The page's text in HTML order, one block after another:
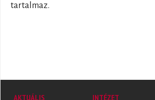
tartalmaz.
AKTUÁLIS
INTÉZET